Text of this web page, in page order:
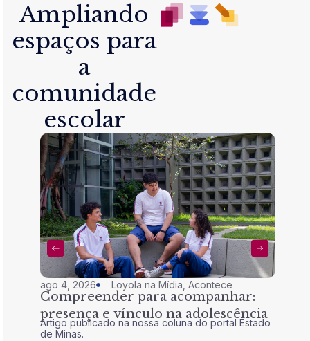
Ampliando
espaços para
a
comunidade
escolar
ago 4, 2026 Loyola na Mídia ,Acontece
Compreender para acompanhar:
presença e vínculo na adolescência
Artigo publicado na nossa coluna do portal Estado
de Minas.